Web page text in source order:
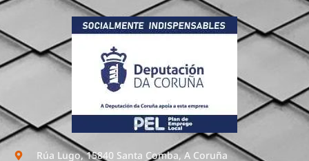
Rúa Lugo, 15840 Santa Comba, A Coruña